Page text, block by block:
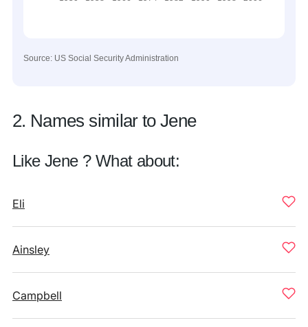
Source: US Social Security Administration
2. Names similar to Jene
Like Jene ? What about:
Eli
Ainsley
Campbell